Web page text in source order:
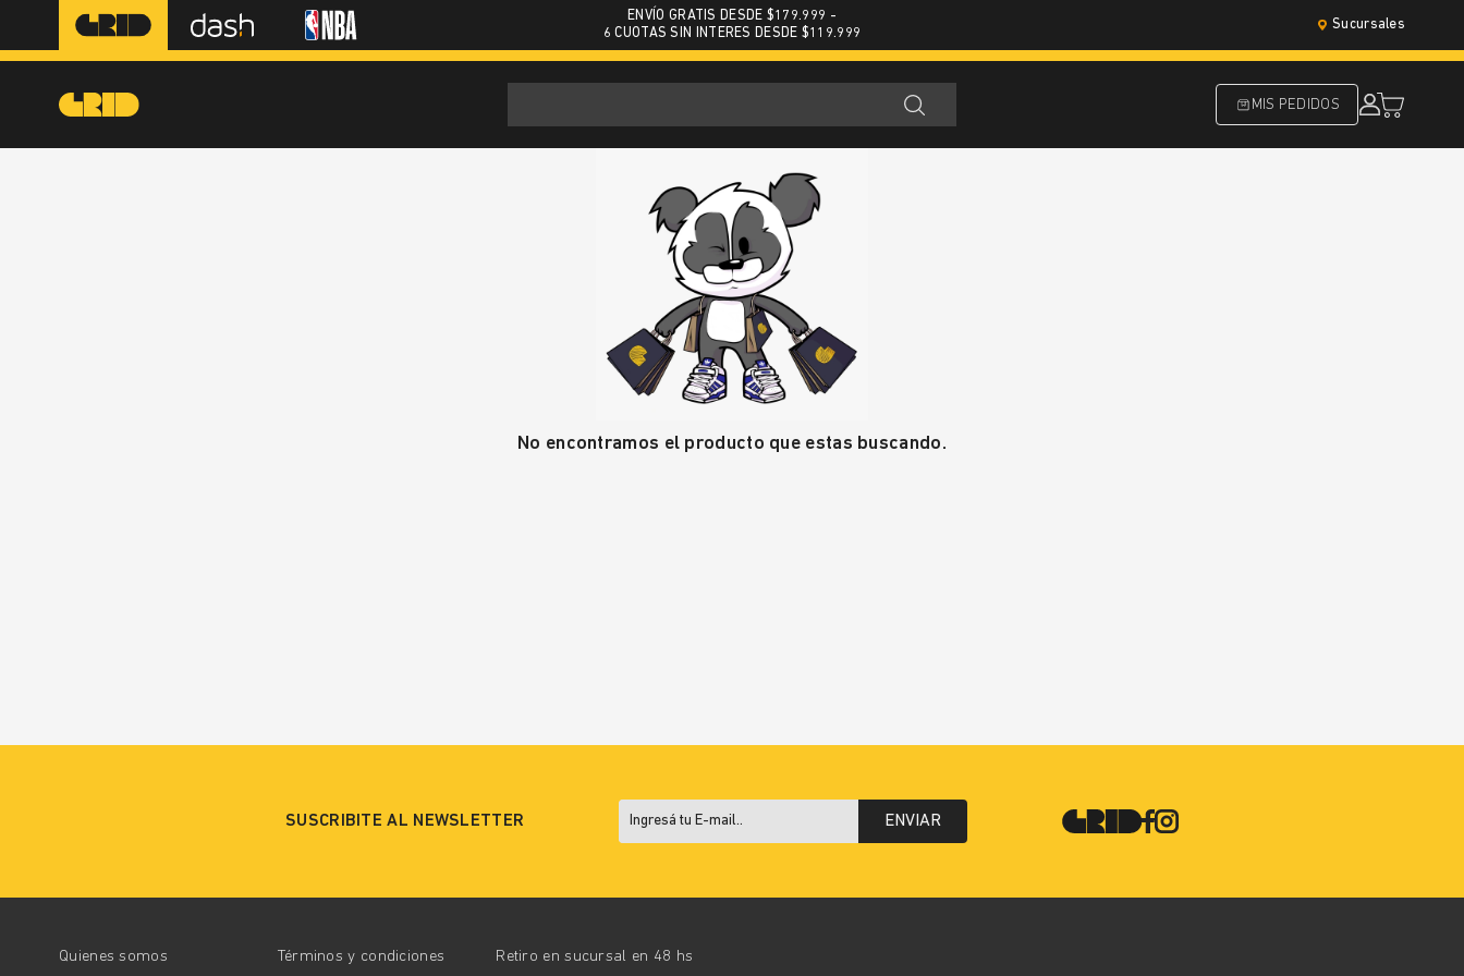
ENVÍO GRATIS DESDE $179.999 -
6 CUOTAS SIN INTERES DESDE $119.999
Sucursales
MIS PEDIDOS
No encontramos el producto que estas buscando.
SUSCRIBITE AL NEWSLETTER ENVIAR
Quienes somos Términos y condiciones Retiro en sucursal en 48 hs